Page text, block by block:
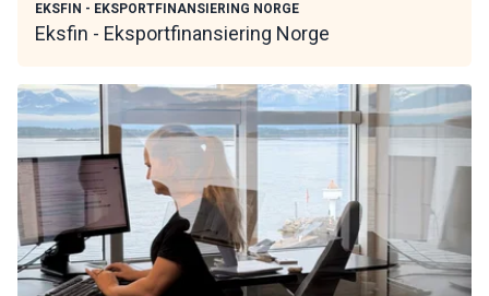
EKSFIN - EKSPORTFINANSIERING NORGE
Eksfin - Eksportfinansiering Norge